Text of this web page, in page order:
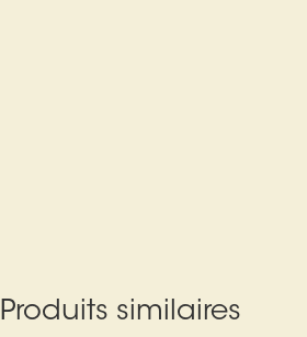
Produits similaires